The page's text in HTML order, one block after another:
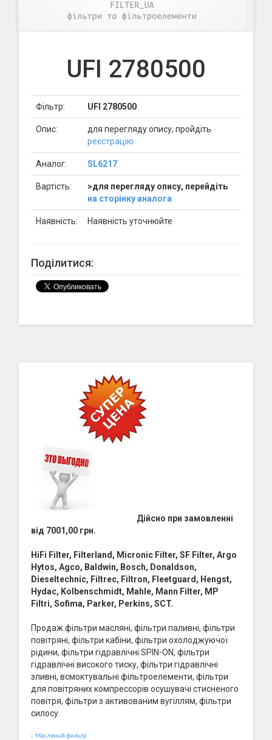
UFI 2780500
Фільтр: UFI 2780500
Опис:
для перегляду опису, пройдіть
реєстрацію
Аналог: SL6217
Вартість:
>для перегляду опису, перейдіть
на сторінку аналога
Наявність: Наявність уточнюйте
Поділитися:
Дійсно при замовленні
від 7001,00 грн.
HiFi Filter, Filterland, Micronic Filter, SF Filter, Argo
Hytos, Agco, Baldwin, Bosch, Donaldson,
Dieseltechnic, Filtrec, Filtron, Fleetguard, Hengst,
Hydac, Kolbenschmidt, Mahle, Mann Filter, MP
Filtri, Sofima, Parker, Perkins, SCT.
Продаж фільтри масляні, фільтри паливні, фільтри
повітряні, фільтри кабіни, фільтри охолоджуючої
рідини, фільтри гідравлічні SPIN-ON, фільтри
гідравлічні високого тиску, фільтри гідравлічні
зливні, всмоктувальні фільтроелементи, фільтри
для повітряних компрессорів осушувачі стисненого
повітря, фільтри з активованим вугіллям, фільтри
силосу.
- Масляный фильтр